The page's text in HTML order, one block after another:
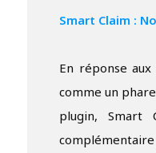
Smart Claim :
En réponse aux
comme un
plugin, Smart
complémentaire